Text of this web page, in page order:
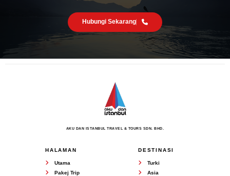
Hubungi Sekarang
AKU DAN ISTANBUL TRAVEL & TOURS SDN. BHD.
HALAMAN
Utama
Pakej Trip
DESTINASI
Turki
Asia